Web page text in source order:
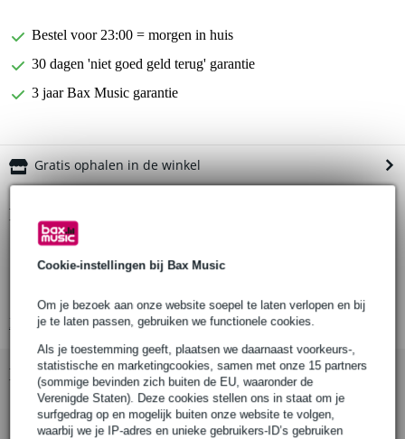
Cookie-instellingen bij Bax Music
Om je bezoek aan onze website soepel te laten verlopen en bij
je te laten passen, gebruiken we functionele cookies.
Als je toestemming geeft, plaatsen we daarnaast voorkeurs-,
statistische en marketingcookies, samen met onze 15 partners
(sommige bevinden zich buiten de EU, waaronder de
Verenigde Staten). Deze cookies stellen ons in staat om je
surfgedrag op en mogelijk buiten onze website te volgen,
waarbij we je IP-adres en unieke gebruikers-ID’s gebruiken
Bestel voor 23:00 = morgen in huis
30 dagen 'niet goed geld terug' garantie
3 jaar Bax Music garantie
Gratis ophalen in de winkel
Productinformatie
hoes voor gitaarversterker
geschikt voor Katana 100
Bekijk alle productspecificaties
Bekijk ook eens (3)